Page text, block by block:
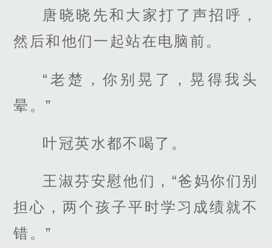
唐晓晓先和大家打了声招呼，
然后和他们一起站在电脑前。
“老楚，你别晃了，晃得我头
晕。”
叶冠英水都不喝了。
王淑芬安慰他们，“爸妈你们别
担心，两个孩子平时学习成绩就不
错。”